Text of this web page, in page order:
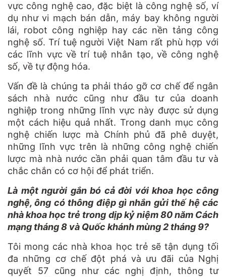
vực công nghệ cao, đặc biệt là công nghệ số, ví
dụ như vi mạch bán dẫn, máy bay không người
lái, robot công nghiệp hay các nền tảng công
nghệ số. Trí tuệ người Việt Nam rất phù hợp với
các lĩnh vực về trí tuệ nhân tạo, về công nghệ
số, về tự động hóa.
Vấn đề là chúng ta phải tháo gỡ cơ chế để ngân
sách nhà nước cũng như đầu tư của doanh
nghiệp trong những lĩnh vực này được sử dụng
một cách hiệu quả nhất. Trong danh mục công
nghệ chiến lược mà Chính phủ đã phê duyệt,
những lĩnh vực trên là những công nghệ chiến
lược mà nhà nước cần phải quan tâm đầu tư và
chắc chắn có cơ hội để phát triển.
Là một người gắn bó cả đời với khoa học công
nghệ, ông có thông điệp gì nhắn gửi thế hệ các
nhà khoa học trẻ trong dịp kỷ niệm 80 năm Cách
mạng tháng 8 và Quốc khánh mùng 2 tháng 9?
Tôi mong các nhà khoa học trẻ sẽ tận dụng tối
đa những cơ chế đột phá và ưu đãi của Nghị
quyết 57 cũng như các nghị định, thông tư